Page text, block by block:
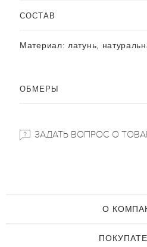
CОСТАВ
Материал: латунь,
ОБМЕРЫ
ЗАДАТЬ ВОПРОС О
О